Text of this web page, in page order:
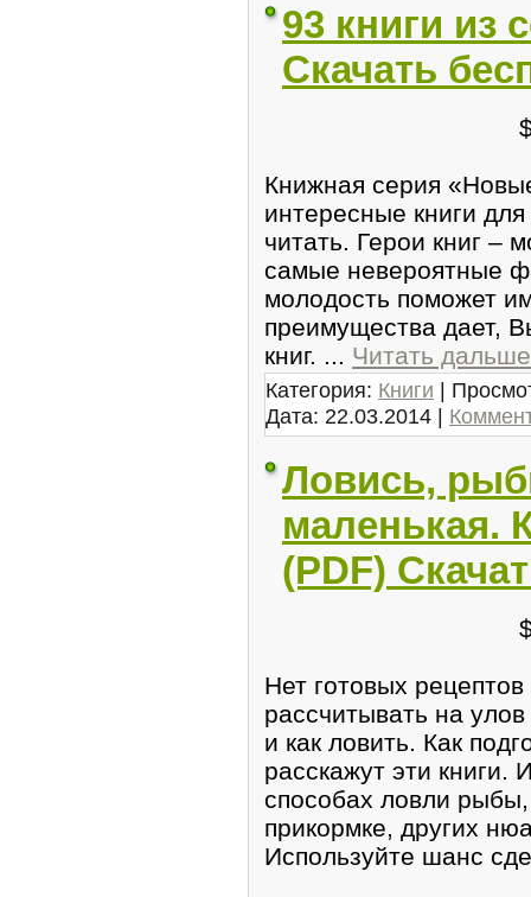
93 книги из
Скачать
Книжная серия
интересные книги
читать. Герои книг
самые невероятные
молодость поможет
преимущества дает,
книг. ... Читать
Категория: Книги |
Дата: 22.03.2014 |
Ловись,
маленькая.
(PDF)
Нет готовых
рассчитывать на
и как ловить. Как
расскажут эти книги.
способах ловли
прикормке, других
Используйте шанс